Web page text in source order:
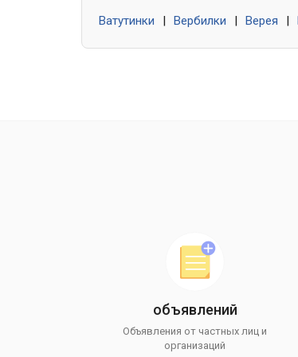
Ватутинки Вербилки Верея
объявлений
Объявления от частных лиц и
организаций